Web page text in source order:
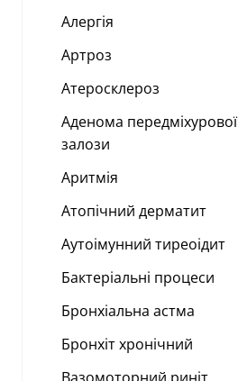
Алергія
Артроз
Атеросклероз
Аденома передміхурової
залози
Аритмія
Атопічний дерматит
Аутоімунний тиреоідит
Бактеріальні процеси
Бронхіальна астма
Бронхіт хронічний